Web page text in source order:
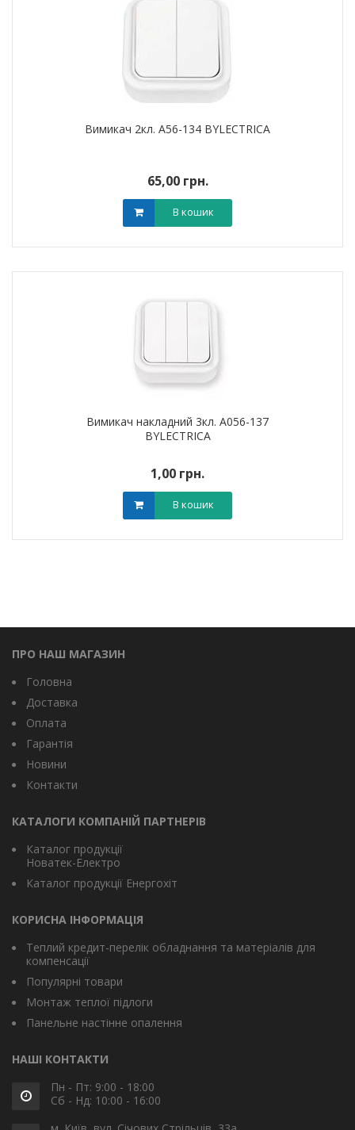
Вимикач 2кл. А56-134 BYLECTRICA
65,00 грн.
В кошик
Вимикач накладний 3кл. А056-137
BYLECTRICA
1,00 грн.
В кошик
ПРО НАШ МАГАЗИН
Головна
Доставка
Оплата
Гарантія
Новини
Контакти
КАТАЛОГИ КОМПАНІЙ ПАРТНЕРІВ
Каталог продукції
Новатек-Електро
Каталог продукції Енергохіт
КОРИСНА ІНФОРМАЦІЯ
Теплий кредит-перелік обладнання та матеріалів для
компенсації
Популярні товари
Монтаж теплої підлоги
Панельне настінне опалення
НАШІ КОНТАКТИ
Пн - Пт: 9:00 - 18:00
Сб - Нд: 10:00 - 16:00